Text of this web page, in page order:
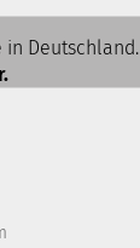
in Deutschland.